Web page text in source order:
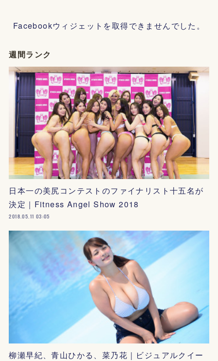
Facebookウィジェットを取得できませんでした。
週間ランク
日本一の美尻コンテストのファイナリスト十五名が
決定｜Fitness Angel Show 2018
2018.05.11 03:05
柳瀬早紀、青山ひかる、菜乃花｜ビジュアルクイー